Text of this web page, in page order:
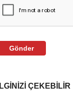
Gönder
İLGINIZI ÇEKEBILIR